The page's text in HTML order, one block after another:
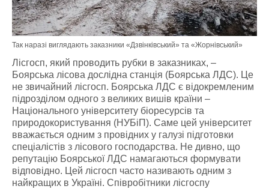
Так наразі виглядають заказники «Дзвінківський» та «Жорнівський»
Лісгосп, який проводить рубки в заказниках, –
Боярська лісова дослідна станція (Боярська ЛДС). Це
не звичайний лісгосп. Боярська ЛДС є відокремленим
підрозділом одного з великих вишів країни –
Національного університету біоресурсів та
природокористування (НУБіП). Саме цей університет
вважається одним з провідних у галузі підготовки
спеціалістів з лісового господарства. Не дивно, що
репутацію Боярської ЛДС намагаються формувати
відповідно. Цей лісгосп часто називають одним з
найкращих в Україні. Співробітники лісгоспу